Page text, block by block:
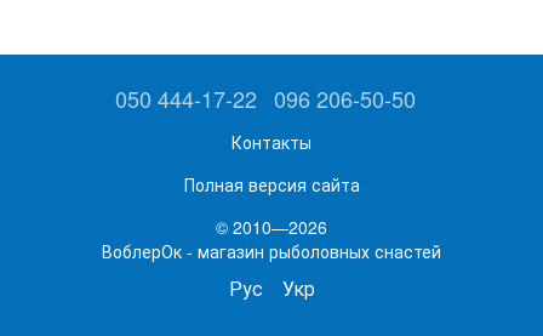
050 444-17-22 096 206-50-50
Контакты
Полная версия сайта
© 2010—2026
ВоблерОк - магазин рыболовных снастей
Рус Укр